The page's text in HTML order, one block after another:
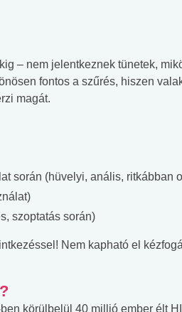
– nem jelentkeznek tünetek,
fontos a szűrés, hiszen
magát.
során (hüvelyi, anális, ritkábban
szoptatás során)
Nem kapható el
körülbelül 40 millió ember élt